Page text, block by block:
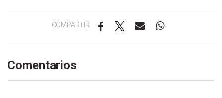
COMPARTIR
Comentarios